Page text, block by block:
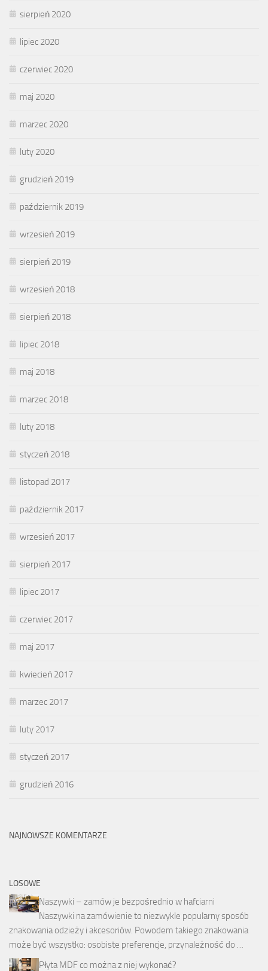
sierpień 2020
lipiec 2020
czerwiec 2020
maj 2020
marzec 2020
luty 2020
grudzień 2019
październik 2019
wrzesień 2019
sierpień 2019
wrzesień 2018
sierpień 2018
lipiec 2018
maj 2018
marzec 2018
luty 2018
styczeń 2018
listopad 2017
październik 2017
wrzesień 2017
sierpień 2017
lipiec 2017
czerwiec 2017
maj 2017
kwiecień 2017
marzec 2017
luty 2017
styczeń 2017
grudzień 2016
NAJNOWSZE KOMENTARZE
LOSOWE
Naszywki – zamów je bezpośrednio w hafciarni
Naszywki na zamówienie to niezwykle popularny sposób
znakowania odzieży i akcesoriów. Powodem takiego znakowania
może być wszystko: osobiste preferencje, przynależność do …
Płyta MDF co można z niej wykonać?